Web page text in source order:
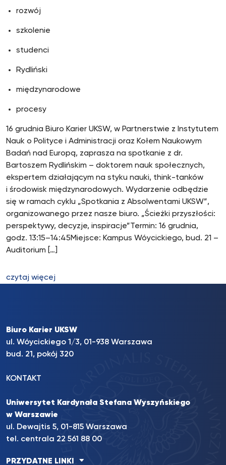
rozwój
szkolenie
studenci
Rydliński
międzynarodowe
procesy
16 grudnia Biuro Karier UKSW, w Partnerstwie z Instytutem
Nauk o Polityce i Administracji oraz Kołem Naukowym
Badań nad Europą, zaprasza na spotkanie z dr.
Bartoszem Rydlińskim – doktorem nauk społecznych,
ekspertem działającym na styku nauki, think-tanków
i środowisk międzynarodowych. Wydarzenie odbędzie
się w ramach cyklu „Spotkania z Absolwentami UKSW”,
organizowanego przez nasze biuro. „Ścieżki przyszłości:
perspektywy, decyzje, inspiracje”Termin: 16 grudnia,
godz. 13:15–14:45Miejsce: Kampus Wóycickiego, bud. 21 –
Auditorium […]
czytaj więcej
Biuro Karier UKSW
ul. Wóycickiego 1/3, 01-938 Warszawa
bud. 21, pokój 320
KONTAKT
Uniwersytet Kardynała Stefana Wyszyńskiego
w Warszawie
ul. Dewajtis 5, 01-815 Warszawa
tel. centrala 22 561 88 00
PRZYDATNE LINKI